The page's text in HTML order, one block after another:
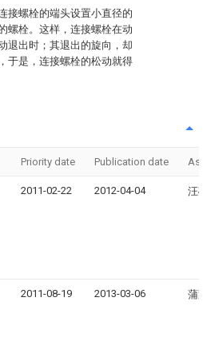
接螺栓的端头设置小直径的
螺栓。这样，连接螺栓在动
退出时；其退出的旋向，却
于是，连接螺栓的松动就得
Priority date Publication date
2011-02-22 2012-04-04 汪砚
2011-08-19 2013-03-06 蒲蒙